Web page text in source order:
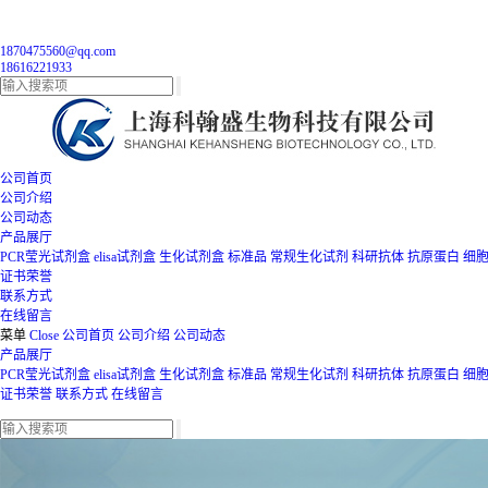
1870475560@qq.com
18616221933
公司首页
公司介绍
公司动态
产品展厅
PCR莹光试剂盒 elisa试剂盒 生化试剂盒 标准品 常规生化试剂 科研抗体 抗原蛋白 细胞
证书荣誉
联系方式
在线留言
菜单 Close 公司首页 公司介绍 公司动态
产品展厅
PCR莹光试剂盒 elisa试剂盒 生化试剂盒 标准品 常规生化试剂 科研抗体 抗原蛋白 细胞
证书荣誉 联系方式 在线留言